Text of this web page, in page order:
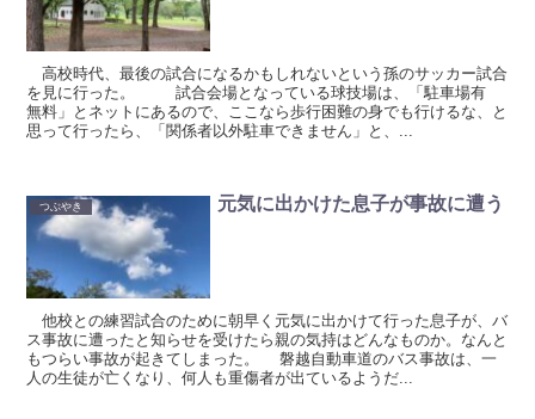
高校時代、最後の試合になるかもしれないという孫のサッカー試合
を見に行った。 試合会場となっている球技場は、「駐車場有
無料」とネットにあるので、ここなら歩行困難の身でも行けるな、と
思って行ったら、「関係者以外駐車できません」と、...
つぶやき 元気に出かけた息子が事故に遭う
他校との練習試合のために朝早く元気に出かけて行った息子が、バ
ス事故に遭ったと知らせを受けたら親の気持はどんなものか。なんと
もつらい事故が起きてしまった。 磐越自動車道のバス事故は、一
人の生徒が亡くなり、何人も重傷者が出ているようだ...